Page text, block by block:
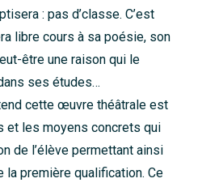
: pas d’classe. C’est
libre cours à sa poésie, son
être une raison qui le
ses études…
cette œuvre théâtrale est
et les moyens concrets qui
de l’élève permettant ainsi
la première qualification. Ce